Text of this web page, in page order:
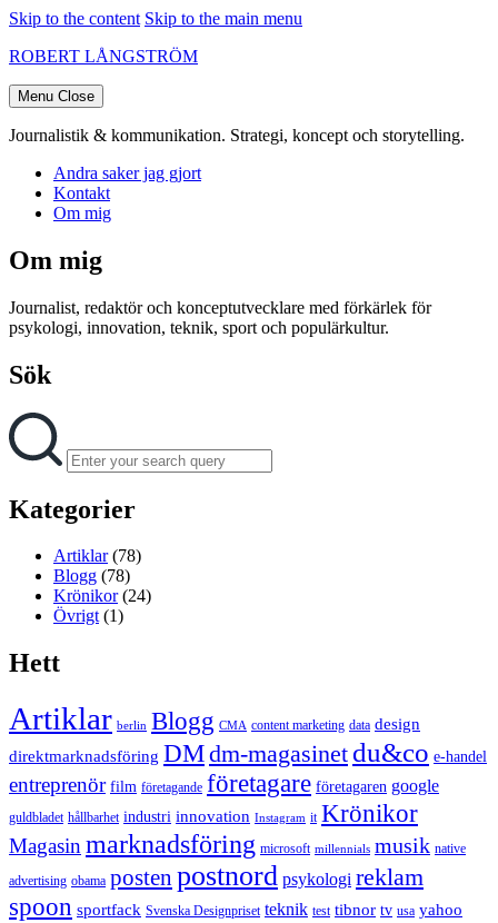
Skip to the content Skip to the main menu
ROBERT LÅNGSTRÖM
Menu Close
Journalistik & kommunikation. Strategi, koncept och storytelling.
Andra saker jag gjort
Kontakt
Om mig
Om mig
Journalist, redaktör och konceptutvecklare med förkärlek för
psykologi, innovation, teknik, sport och populärkultur.
Sök
Search
for:
Kategorier
Artiklar(78)
Blogg (78)
Krönikor(24)
Övrigt(1)
Hett
Artiklar berlin Blogg CMA content marketing data design
direktmarknadsföring DMdm-magasinet du&co e-handel
entreprenör film företagande företagare företagaren google
guldbladet hållbarhet industri innovation Instagram it Krönikor
Magasinmarknadsföring microsoft millennials musik native
advertising obama posten postnord psykologi reklam
spoon sportfack Svenska Designpriset teknik test tibnor tv usa yahoo